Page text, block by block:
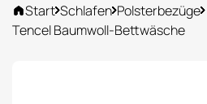
Start Schlafen Polsterbezüge
Tencel Baumwoll-Bettwäsche